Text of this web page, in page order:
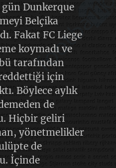
gün Dunkerque
Belçika
Fakat FC Liege
koymadı ve
tarafından
için
Böylece aylık
de
Hiçbir geliri
yönetmelikler
de
İçinde